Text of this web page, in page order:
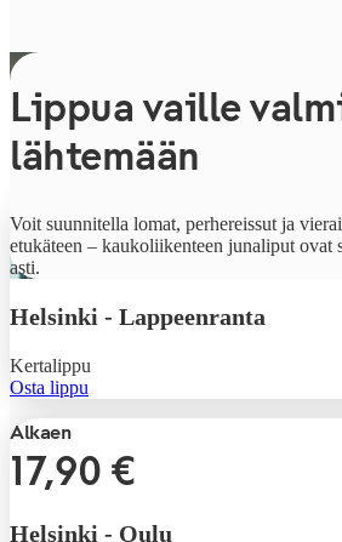
Lippua vaille
lähtemään
Voit suunnitella lomat, perhereissut ja
etukäteen – kaukoliikenteen junaliput ovat
asti.
Alkaen
9,90 €
Helsinki - Lappeenranta
Kertalippu
Osta lippu
Alkaen
17,90 €
Helsinki - Oulu